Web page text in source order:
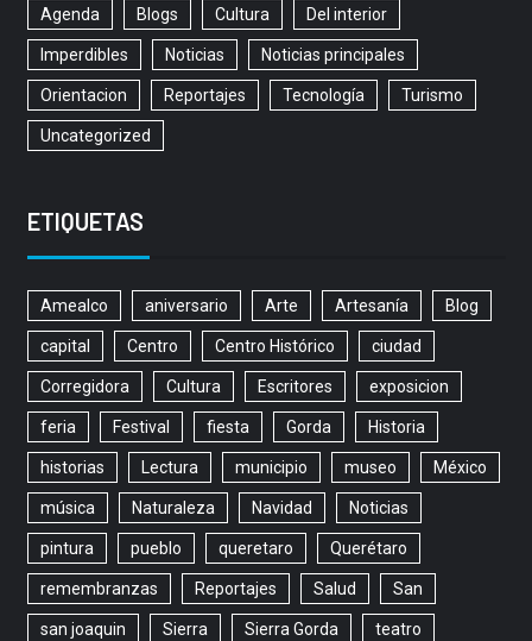
Agenda Blogs Cultura Del interior
Imperdibles Noticias Noticias principales
Orientacion Reportajes Tecnología Turismo
Uncategorized
ETIQUETAS
Amealco aniversario Arte Artesanía Blog
capital Centro Centro Histórico ciudad
Corregidora Cultura Escritores exposicion
feria Festival fiesta Gorda Historia
historias Lectura municipio museo México
música Naturaleza Navidad Noticias
pintura pueblo queretaro Querétaro
remembranzas Reportajes Salud San
san joaquin Sierra Sierra Gorda teatro